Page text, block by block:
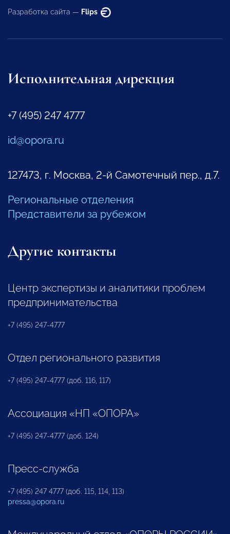
Разработка сайта — Flips
Исполнительная дирекция
+7 (495) 247 4777
id@opora.ru
127473, г. Москва, 2-й Самотечный пер., д.7.
Региональные отделения
Представители за рубежом
Другие контакты
Центр экспертизы и аналитики проблем
предпринимательства
+7 (495) 247-4777
Отдел регионального развития
+7 (495) 247-4777 (доб. 116, 117)
Ассоциация «НП «ОПОРА»
+7 (495) 247-4777 (доб. 124)
Пресс-служба
+7 (495) 247 4777 (доб. 115, 114, 113)
pressa@opora.ru